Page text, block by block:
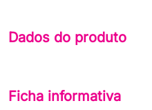
Dados do produto
Ficha informativa